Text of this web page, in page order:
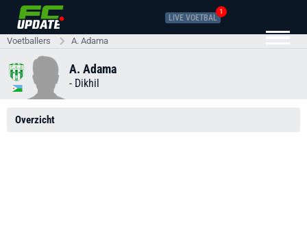
LIVE VOETBAL
1
Voetballers A. Adama
A. Adama
- Dikhil
Overzicht